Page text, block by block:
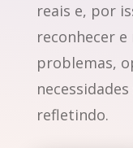
reais e, por
reconhecer
problemas,
refletindo.